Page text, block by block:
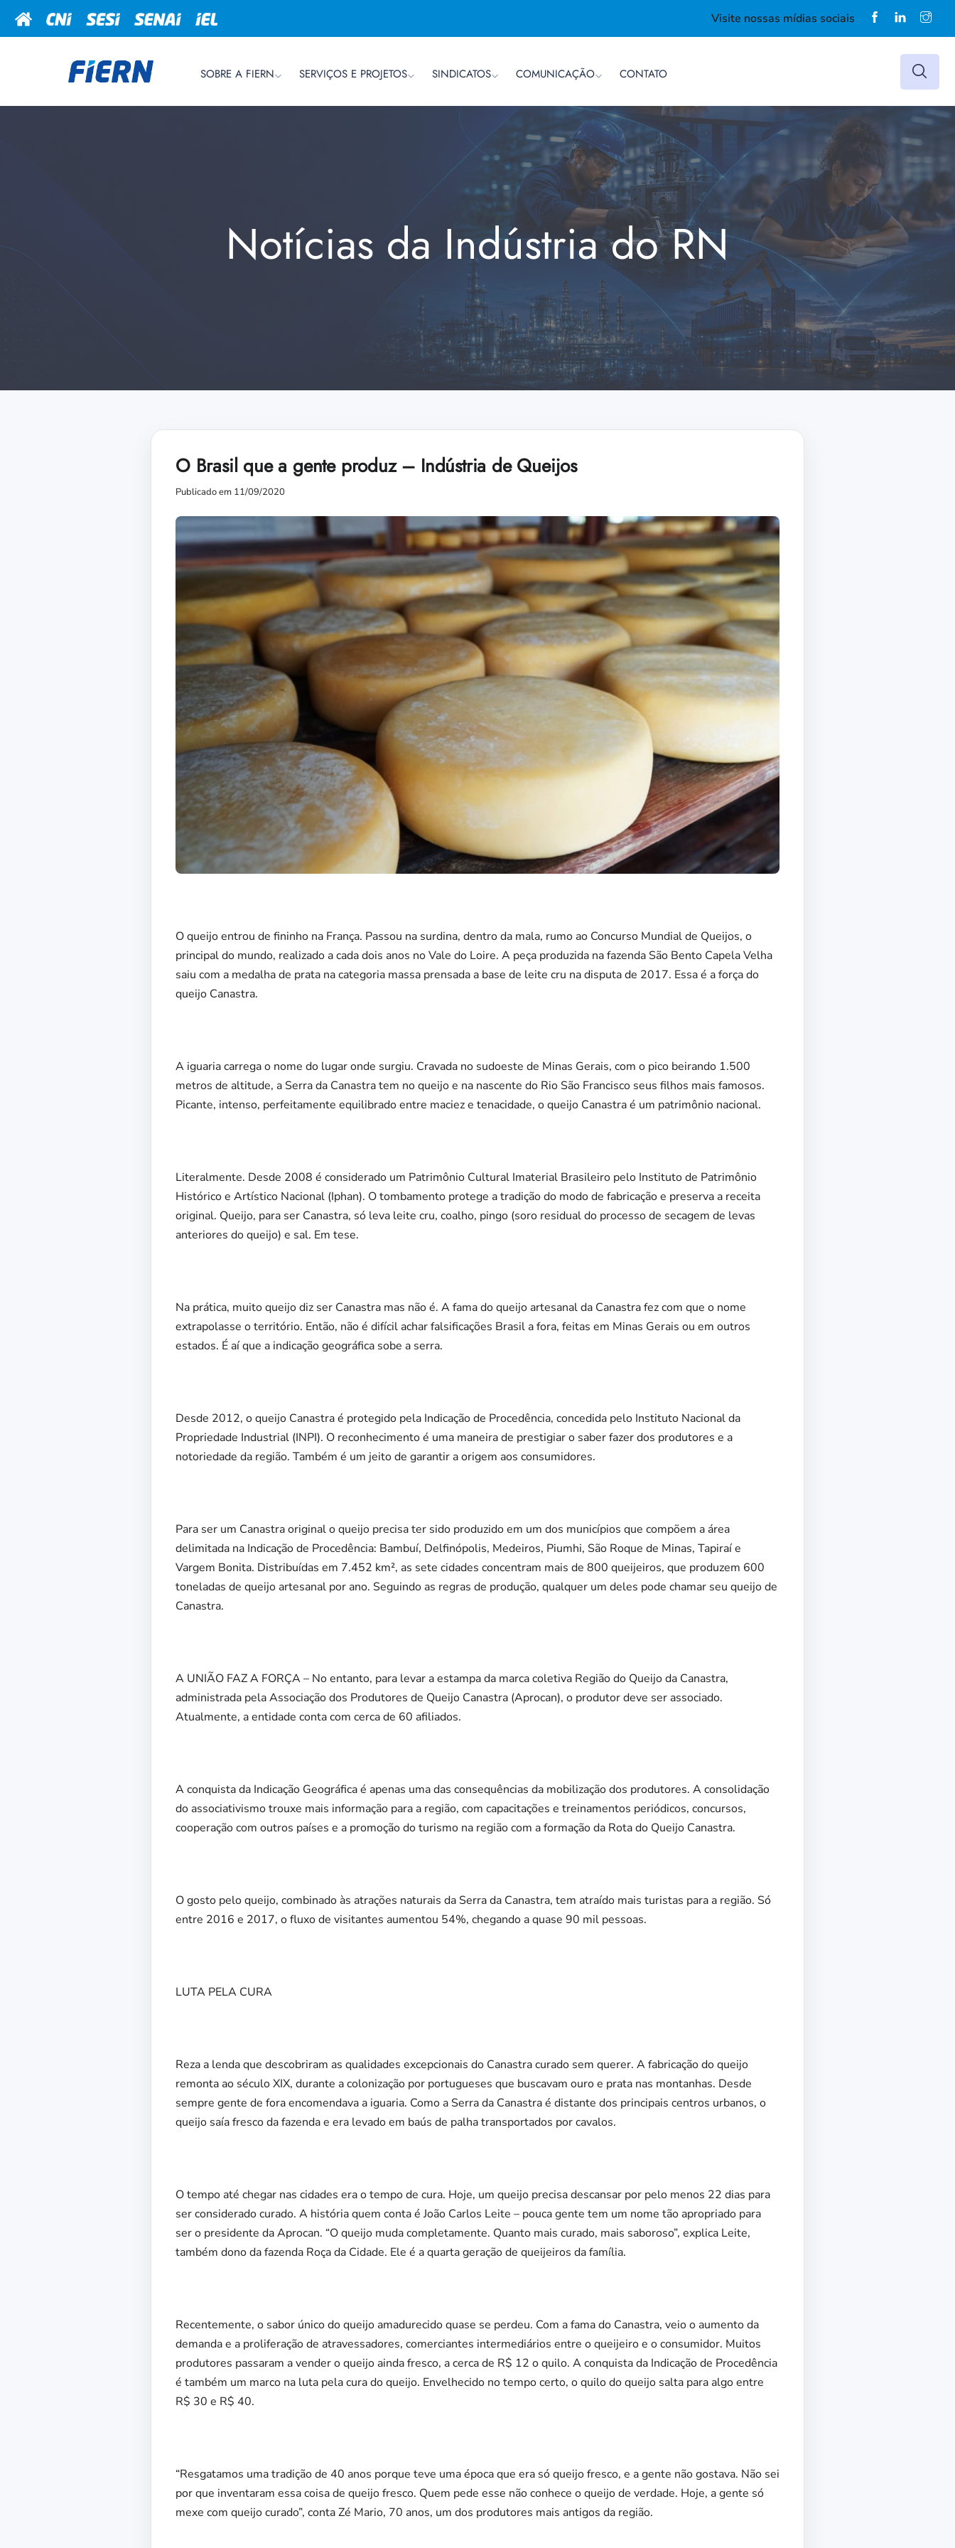
Visite nossas mídias sociais
SOBRE A FIERN SERVIÇOS E PROJETOS SINDICATOS COMUNICAÇÃO CONTATO
Notícias da Indústria do RN
O Brasil que a gente produz – Indústria de Queijos
Publicado em 11/09/2020
O queijo entrou de fininho na França. Passou na surdina, dentro da mala, rumo ao Concurso Mundial de Queijos, o
principal do mundo, realizado a cada dois anos no Vale do Loire. A peça produzida na fazenda São Bento Capela Velha
saiu com a medalha de prata na categoria massa prensada a base de leite cru na disputa de 2017. Essa é a força do
queijo Canastra.
A iguaria carrega o nome do lugar onde surgiu. Cravada no sudoeste de Minas Gerais, com o pico beirando 1.500
metros de altitude, a Serra da Canastra tem no queijo e na nascente do Rio São Francisco seus filhos mais famosos.
Picante, intenso, perfeitamente equilibrado entre maciez e tenacidade, o queijo Canastra é um patrimônio nacional.
Literalmente. Desde 2008 é considerado um Patrimônio Cultural Imaterial Brasileiro pelo Instituto de Patrimônio
Histórico e Artístico Nacional (Iphan). O tombamento protege a tradição do modo de fabricação e preserva a receita
original. Queijo, para ser Canastra, só leva leite cru, coalho, pingo (soro residual do processo de secagem de levas
anteriores do queijo) e sal. Em tese.
Na prática, muito queijo diz ser Canastra mas não é. A fama do queijo artesanal da Canastra fez com que o nome
extrapolasse o território. Então, não é difícil achar falsificações Brasil a fora, feitas em Minas Gerais ou em outros
estados. É aí que a indicação geográfica sobe a serra.
Desde 2012, o queijo Canastra é protegido pela Indicação de Procedência, concedida pelo Instituto Nacional da
Propriedade Industrial (INPI). O reconhecimento é uma maneira de prestigiar o saber fazer dos produtores e a
notoriedade da região. Também é um jeito de garantir a origem aos consumidores.
Para ser um Canastra original o queijo precisa ter sido produzido em um dos municípios que compõem a área
delimitada na Indicação de Procedência: Bambuí, Delfinópolis, Medeiros, Piumhi, São Roque de Minas, Tapiraí e
Vargem Bonita. Distribuídas em 7.452 km², as sete cidades concentram mais de 800 queijeiros, que produzem 600
toneladas de queijo artesanal por ano. Seguindo as regras de produção, qualquer um deles pode chamar seu queijo de
Canastra.
A UNIÃO FAZ A FORÇA – No entanto, para levar a estampa da marca coletiva Região do Queijo da Canastra,
administrada pela Associação dos Produtores de Queijo Canastra (Aprocan), o produtor deve ser associado.
Atualmente, a entidade conta com cerca de 60 afiliados.
A conquista da Indicação Geográfica é apenas uma das consequências da mobilização dos produtores. A consolidação
do associativismo trouxe mais informação para a região, com capacitações e treinamentos periódicos, concursos,
cooperação com outros países e a promoção do turismo na região com a formação da Rota do Queijo Canastra.
O gosto pelo queijo, combinado às atrações naturais da Serra da Canastra, tem atraído mais turistas para a região. Só
entre 2016 e 2017, o fluxo de visitantes aumentou 54%, chegando a quase 90 mil pessoas.
LUTA PELA CURA
Reza a lenda que descobriram as qualidades excepcionais do Canastra curado sem querer. A fabricação do queijo
remonta ao século XIX, durante a colonização por portugueses que buscavam ouro e prata nas montanhas. Desde
sempre gente de fora encomendava a iguaria. Como a Serra da Canastra é distante dos principais centros urbanos, o
queijo saía fresco da fazenda e era levado em baús de palha transportados por cavalos.
O tempo até chegar nas cidades era o tempo de cura. Hoje, um queijo precisa descansar por pelo menos 22 dias para
ser considerado curado. A história quem conta é João Carlos Leite – pouca gente tem um nome tão apropriado para
ser o presidente da Aprocan. “O queijo muda completamente. Quanto mais curado, mais saboroso”, explica Leite,
também dono da fazenda Roça da Cidade. Ele é a quarta geração de queijeiros da família.
Recentemente, o sabor único do queijo amadurecido quase se perdeu. Com a fama do Canastra, veio o aumento da
demanda e a proliferação de atravessadores, comerciantes intermediários entre o queijeiro e o consumidor. Muitos
produtores passaram a vender o queijo ainda fresco, a cerca de R$ 12 o quilo. A conquista da Indicação de Procedência
é também um marco na luta pela cura do queijo. Envelhecido no tempo certo, o quilo do queijo salta para algo entre
R$ 30 e R$ 40.
“Resgatamos uma tradição de 40 anos porque teve uma época que era só queijo fresco, e a gente não gostava. Não sei
por que inventaram essa coisa de queijo fresco. Quem pede esse não conhece o queijo de verdade. Hoje, a gente só
mexe com queijo curado”, conta Zé Mario, 70 anos, um dos produtores mais antigos da região.